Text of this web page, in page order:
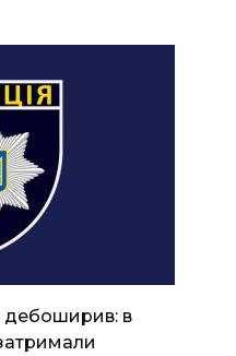
дебоширив: в